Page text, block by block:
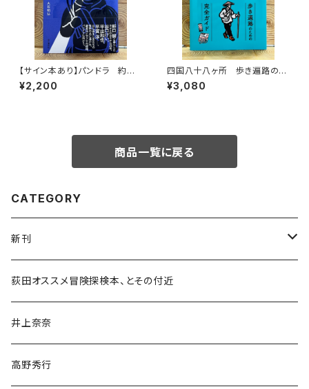
【サイン本あり】パンドラ 約束
の頂
¥2,200
四国八十八ヶ所 歩き遍路のた
めの完全ガイド
¥3,080
商品一覧に戻る
CATEGORY
新刊
和書
文学・小説・物語
随筆・ノンフィクション・その他
荻田オススメ冒険探検本、とその付近
井上奈奈
高野秀行